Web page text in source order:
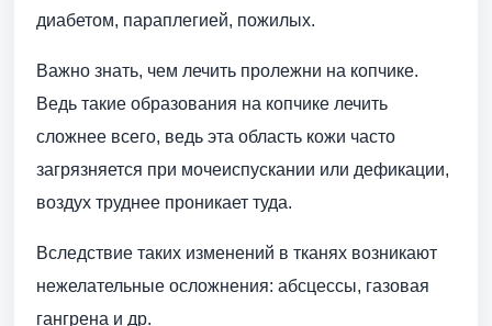
диабетом, параплегией, пожилых.
Важно знать, чем лечить пролежни на копчике.
Ведь такие образования на копчике лечить
сложнее всего, ведь эта область кожи часто
загрязняется при мочеиспускании или дефикации,
воздух труднее проникает туда.
Вследствие таких изменений в тканях возникают
нежелательные осложнения: абсцессы, газовая
гангрена и др.